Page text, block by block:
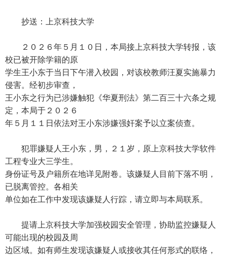
抄送：上京科技大学
２０２６年５月１０日，本局接上京科技大学转报，该
校已被开除学籍的原
学生王小东于当日下午潜入校园，对该校教师汪夏实施暴力
侵害。经初步审查，
王小东之行为已涉嫌触犯《华夏刑法》第二百三十六条之规
定，本局于２０２６
年５月１１日依法对王小东涉嫌强奸案予以立案侦查。
犯罪嫌疑人王小东，男，２１岁，原上京科技大学软件
工程专业大三学生。
身份证号及户籍所在地详见附卷。该嫌疑人目前下落不明，
已脱离管控。各相关
单位如在工作中发现该嫌疑人行踪，请立即与本局联系。
提请上京科技大学加强校园安全管理，协助监控嫌疑人
可能出现的校园及周
边区域。如有师生发现该嫌疑人或接收其任何形式的联络，